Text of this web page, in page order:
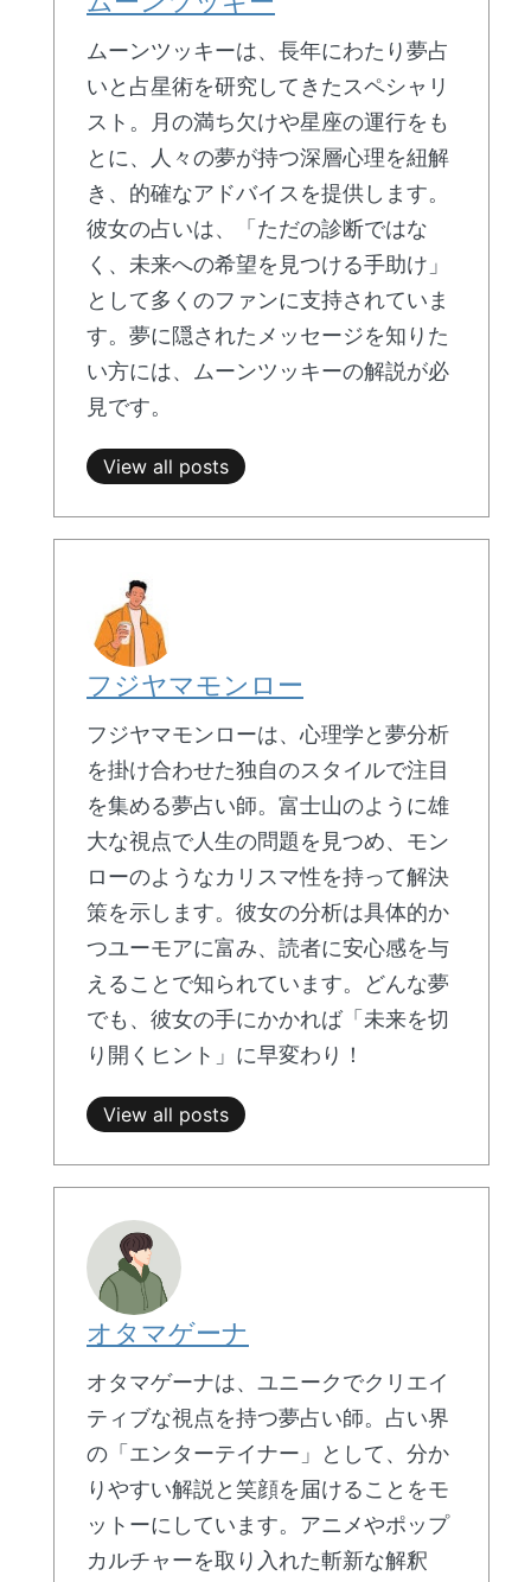
ムーンツッキーは、長年にわたり夢占
いと占星術を研究してきたスペシャリ
スト。月の満ち欠けや星座の運行をも
とに、人々の夢が持つ深層心理を紐解
き、的確なアドバイスを提供します。
彼女の占いは、「ただの診断ではな
く、未来への希望を見つける手助け」
として多くのファンに支持されていま
す。夢に隠されたメッセージを知りた
い方には、ムーンツッキーの解説が必
見です。
View all posts
フジヤマモンロー
フジヤマモンローは、心理学と夢分析
を掛け合わせた独自のスタイルで注目
を集める夢占い師。富士山のように雄
大な視点で人生の問題を見つめ、モン
ローのようなカリスマ性を持って解決
策を示します。彼女の分析は具体的か
つユーモアに富み、読者に安心感を与
えることで知られています。どんな夢
でも、彼女の手にかかれば「未来を切
り開くヒント」に早変わり！
View all posts
オタマゲーナ
オタマゲーナは、ユニークでクリエイ
ティブな視点を持つ夢占い師。占い界
の「エンターテイナー」として、分か
りやすい解説と笑顔を届けることをモ
ットーにしています。アニメやポップ
カルチャーを取り入れた斬新な解釈